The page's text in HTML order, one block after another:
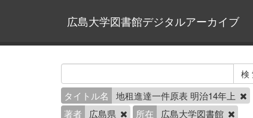
広島大学図書館デジタルアーカイブ
タイトル名
地租進達一件原表 明治14年上
著者
広島県 所在
広島大学図書館